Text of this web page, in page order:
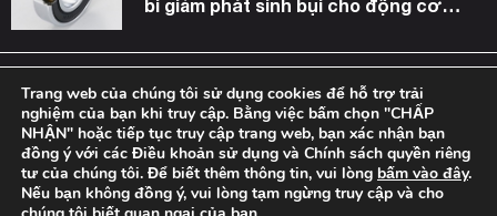
bi giảm phát sinh bụi cho động cơ
NTN 2026. All rights reserved.
Term of Use
Privacy Policy
Trang web của chúng tôi sử dụng cookies để hỗ trợ trải
nghiệm của bạn khi truy cập. Bằng việc bấm chọn "CHẤP
NHẬN" hoặc tiếp tục truy cập trang web, bạn xác nhận bạn
đồng ý với các Điều khoản sử dụng và Chính sách quyền riêng
tư của chúng tôi. Để biết thêm thông tin, vui lòng bấm vào đây.
Nếu bạn không đồng ý, vui lòng tạm ngừng truy cập và cho